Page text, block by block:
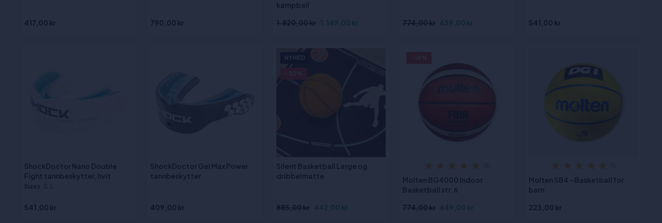
417,00 kr 790,00 kr
kampball
1.820,00 kr 1.149,00 kr 774,00 kr 639,00 kr 541,00 kr
ShockDoctor Nano Double
Fight tannbeskytter, hvit
Sizes :S, L
541,00 kr
ShockDoctor Gel Max Power
tannbeskytter
409,00 kr
NYHED
Silent Basketball Large og
dribbelmatte
885,00 kr 442,00 kr
Molten BG4000 Indoor
Basketball str. 6
774,00 kr 649,00 kr
Molten SB4 - Basketball for
barn
223,00 kr